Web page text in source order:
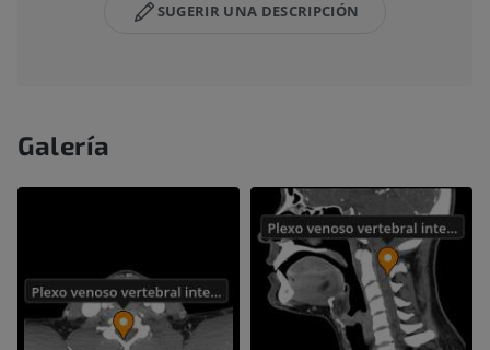
SUGERIR UNA DESCRIPCIÓN
Galería